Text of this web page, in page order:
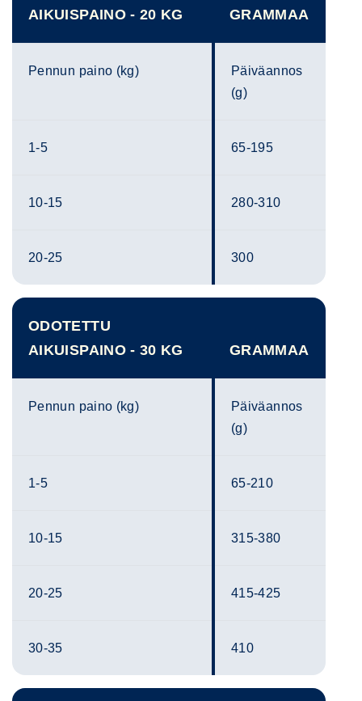
AIKUISPAINO - 20 KG
GRAMMAA
Pennun paino (kg)
Päiväannos
(g)
1-5 65-195
10-15 280-310
20-25 300
ODOTETTU
AIKUISPAINO - 30 KG
GRAMMAA
Pennun paino (kg)
Päiväannos
(g)
1-5 65-210
10-15 315-380
20-25 415-425
30-35 410